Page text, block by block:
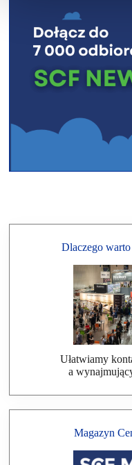
Dlaczego
Ułatwiamy
a
Magazyn